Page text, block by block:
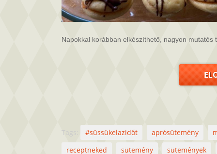
Napokkal korábban elkészíthető, nagyon mutatós
Tags: #süssükelazidőt aprósütemény
receptneked
sütemény sütemények